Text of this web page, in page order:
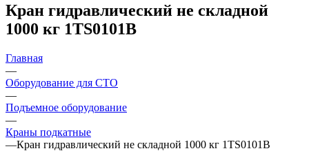
Кран гидравлический не складной
1000 кг 1TS0101B
Главная
—
Оборудование для СТО
—
Подъемное оборудование
—
Краны подкатные
—Кран гидравлический не складной 1000 кг 1TS0101B